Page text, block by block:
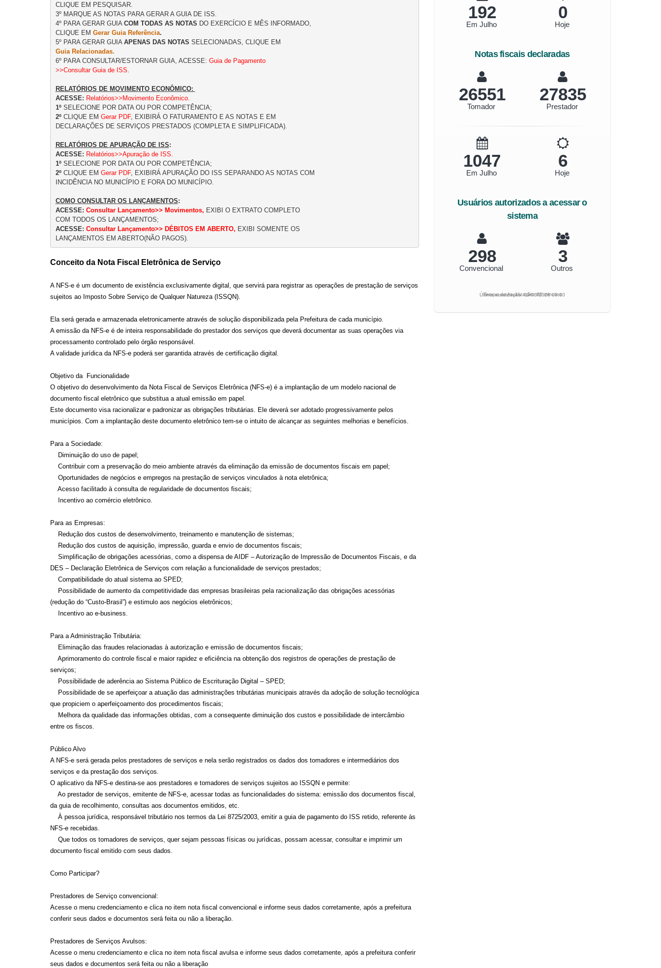
CLIQUE EM PESQUISAR.
3º MARQUE AS NOTAS PARA GERAR A GUIA DE ISS.
4º PARA GERAR GUIA COM TODAS AS NOTAS DO EXERCÍCIO E MÊS INFORMADO,
CLIQUE EM Gerar Guia Referência.
5º PARA GERAR GUIA APENAS DAS NOTAS SELECIONADAS, CLIQUE EM
Guia Relacionadas.
6º PARA CONSULTAR/ESTORNAR GUIA, ACESSE: Guia de Pagamento
>>Consultar Guia de ISS
RELATÓRIOS DE MOVIMENTO ECONÔMICO:
ACESSE: Relatórios>> Movimento Econômico.
1º SELECIONE POR DATA OU POR COMPETÊNCIA;
2º CLIQUE EM Gerar PDF, EXIBIRÁ O FATURAMENTO E AS NOTAS E EM
DECLARAÇÕES DE SERVIÇOS PRESTADOS (COMPLETA E SIMPLIFICADA).
RELATÓRIOS DE APURAÇÃO DE ISS:
ACESSE: Relatórios>>Apuração de ISS.
1º SELECIONE POR DATA OU POR COMPETÊNCIA;
2º CLIQUE EM Gerar PDF, EXIBIRÁ APURAÇÃO DO ISS SEPARANDO AS NOTAS COM
INCIDÊNCIA NO MUNICÍPIO E FORA DO MUNICÍPIO.
COMO CONSULTAR OS LANÇAMENTOS:
ACESSE: Consultar Lançamento>> Movimentos, EXIBI O EXTRATO COMPLETO
COM TODOS OS LANÇAMENTOS;
ACESSE: Consultar Lançamento>> DÉBITOS EM ABERTO, EXIBI SOMENTE OS
LANÇAMENTOS EM ABERTO(NÃO PAGOS).
Conceito da Nota Fiscal Eletrônica de Serviço
A NFS-e é um documento de existência exclusivamente digital, que servirá para registrar as operações de prestação de serviços
sujeitos ao Imposto Sobre Serviço de Qualquer Natureza (ISSQN).
Ela será gerada e armazenada eletronicamente através de solução disponibilizada pela Prefeitura de cada município.
A emissão da NFS-e é de inteira responsabilidade do prestador dos serviços que deverá documentar as suas operações via
processamento controlado pelo órgão responsável.
A validade jurídica da NFS-e poderá ser garantida através de certificação digital.
Objetivo da Funcionalidade
O objetivo do desenvolvimento da Nota Fiscal de Serviços Eletrônica (NFS-e) é a implantação de um modelo nacional de
documento fiscal eletrônico que substitua a atual emissão em papel.
Este documento visa racionalizar e padronizar as obrigações tributárias. Ele deverá ser adotado progressivamente pelos
municípios. Com a implantação deste documento eletrônico tem-se o intuito de alcançar as seguintes melhorias e benefícios.
Para a Sociedade:
Diminuição do uso de papel;
Contribuir com a preservação do meio ambiente através da eliminação da emissão de documentos fiscais em papel;
Oportunidades de negócios e empregos na prestação de serviços vinculados à nota eletrônica;
Acesso facilitado à consulta de regularidade de documentos fiscais;
Incentivo ao comércio eletrônico.
Para as Empresas:
Redução dos custos de desenvolvimento, treinamento e manutenção de sistemas;
Redução dos custos de aquisição, impressão, guarda e envio de documentos fiscais;
Simplificação de obrigações acessórias, como a dispensa de AIDF – Autorização de Impressão de Documentos Fiscais, e da
DES – Declaração Eletrônica de Serviços com relação a funcionalidade de serviços prestados;
Compatibilidade do atual sistema ao SPED;
Possibilidade de aumento da competitividade das empresas brasileiras pela racionalização das obrigações acessórias
(redução do “Custo-Brasil”) e estimulo aos negócios eletrônicos;
Incentivo ao e-business.
Para a Administração Tributária:
Eliminação das fraudes relacionadas à autorização e emissão de documentos fiscais;
Aprimoramento do controle fiscal e maior rapidez e eficiência na obtenção dos registros de operações de prestação de
serviços;
Possibilidade de aderência ao Sistema Público de Escrituração Digital – SPED;
Possibilidade de se aperfeiçoar a atuação das administrações tributárias municipais através da adoção de solução tecnológica
que propiciem o aperfeiçoamento dos procedimentos fiscais;
Melhora da qualidade das informações obtidas, com a consequente diminuição dos custos e possibilidade de intercâmbio
entre os fiscos.
Público Alvo
A NFS-e será gerada pelos prestadores de serviços e nela serão registrados os dados dos tomadores e intermediários dos
serviços e da prestação dos serviços.
O aplicativo da NFS-e destina-se aos prestadores e tomadores de serviços sujeitos ao ISSQN e permite:
Ao prestador de serviços, emitente de NFS-e, acessar todas as funcionalidades do sistema: emissão dos documentos fiscal,
da guia de recolhimento, consultas aos documentos emitidos, etc.
À pessoa jurídica, responsável tributário nos termos da Lei 8725/2003, emitir a guia de pagamento do ISS retido, referente às
NFS-e recebidas.
Que todos os tomadores de serviços, quer sejam pessoas físicas ou jurídicas, possam acessar, consultar e imprimir um
documento fiscal emitido com seus dados.
Como Participar?
Prestadores de Serviço convencional:
Acesse o menu credenciamento e clica no item nota fiscal convencional e informe seus dados corretamente, após a prefeitura
conferir seus dados e documentos será feita ou não a liberação.
Prestadores de Serviços Avulsos:
Acesse o menu credenciamento e clica no item nota fiscal avulsa e informe seus dados corretamente, após a prefeitura conferir
seus dados e documentos será feita ou não a liberação
206
Em Julho
0
Hoje
Notas fiscais declaradas
28448
Tomador
29823
Prestador
1122
Em Julho
6
Hoje
Usuários autorizados a acessar o
sistema
319
Convencional
3
Outros
Tempo de Atualização: 60 minutos
Última atualização: 09/08/2026 09:00